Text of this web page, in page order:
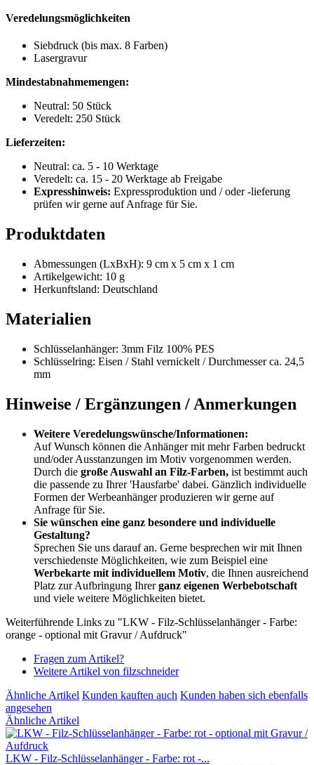
Veredelungsmöglichkeiten
Siebdruck (bis max. 8 Farben)
Lasergravur
Mindestabnahmemengen:
Neutral: 50 Stück
Veredelt: 250 Stück
Lieferzeiten:
Neutral: ca. 5 - 10 Werktage
Veredelt: ca. 15 - 20 Werktage ab Freigabe
Expresshinweis: Expressproduktion und / oder -lieferung
prüfen wir gerne auf Anfrage für Sie.
Produktdaten
Abmessungen (LxBxH): 9 cm x 5 cm x 1 cm
Artikelgewicht: 10 g
Herkunftsland: Deutschland
Materialien
Schlüsselanhänger: 3mm Filz 100% PES
Schlüsselring: Eisen / Stahl vernickelt / Durchmesser ca. 24,5
mm
Hinweise / Ergänzungen / Anmerkungen
Weitere Veredelungswünsche/Informationen:
Auf Wunsch können die Anhänger mit mehr Farben bedruckt
und/oder Ausstanzungen im Motiv vorgenommen werden.
Durch die große Auswahl an Filz-Farben, ist bestimmt auch
die passende zu Ihrer 'Hausfarbe' dabei. Gänzlich individuelle
Formen der Werbeanhänger produzieren wir gerne auf
Anfrage für Sie.
Sie wünschen eine ganz besondere und individuelle
Gestaltung?
Sprechen Sie uns darauf an. Gerne besprechen wir mit Ihnen
verschiedenste Möglichkeiten, wie zum Beispiel eine
Werbekarte mit individuellem Motiv, die Ihnen ausreichend
Platz zur Aufbringung Ihrerganz eigenen Werbebotschaft
und viele weitere Möglichkeiten bietet.
Weiterführende Links zu "LKW - Filz-Schlüsselanhänger - Farbe:
orange - optional mit Gravur / Aufdruck"
Fragen zum Artikel?
Weitere Artikel von filzschneider
Ähnliche Artikel Kunden kauften auch Kunden haben sich ebenfalls
angesehen
Ähnliche Artikel
LKW - Filz-Schlüsselanhänger - Farbe: rot -...